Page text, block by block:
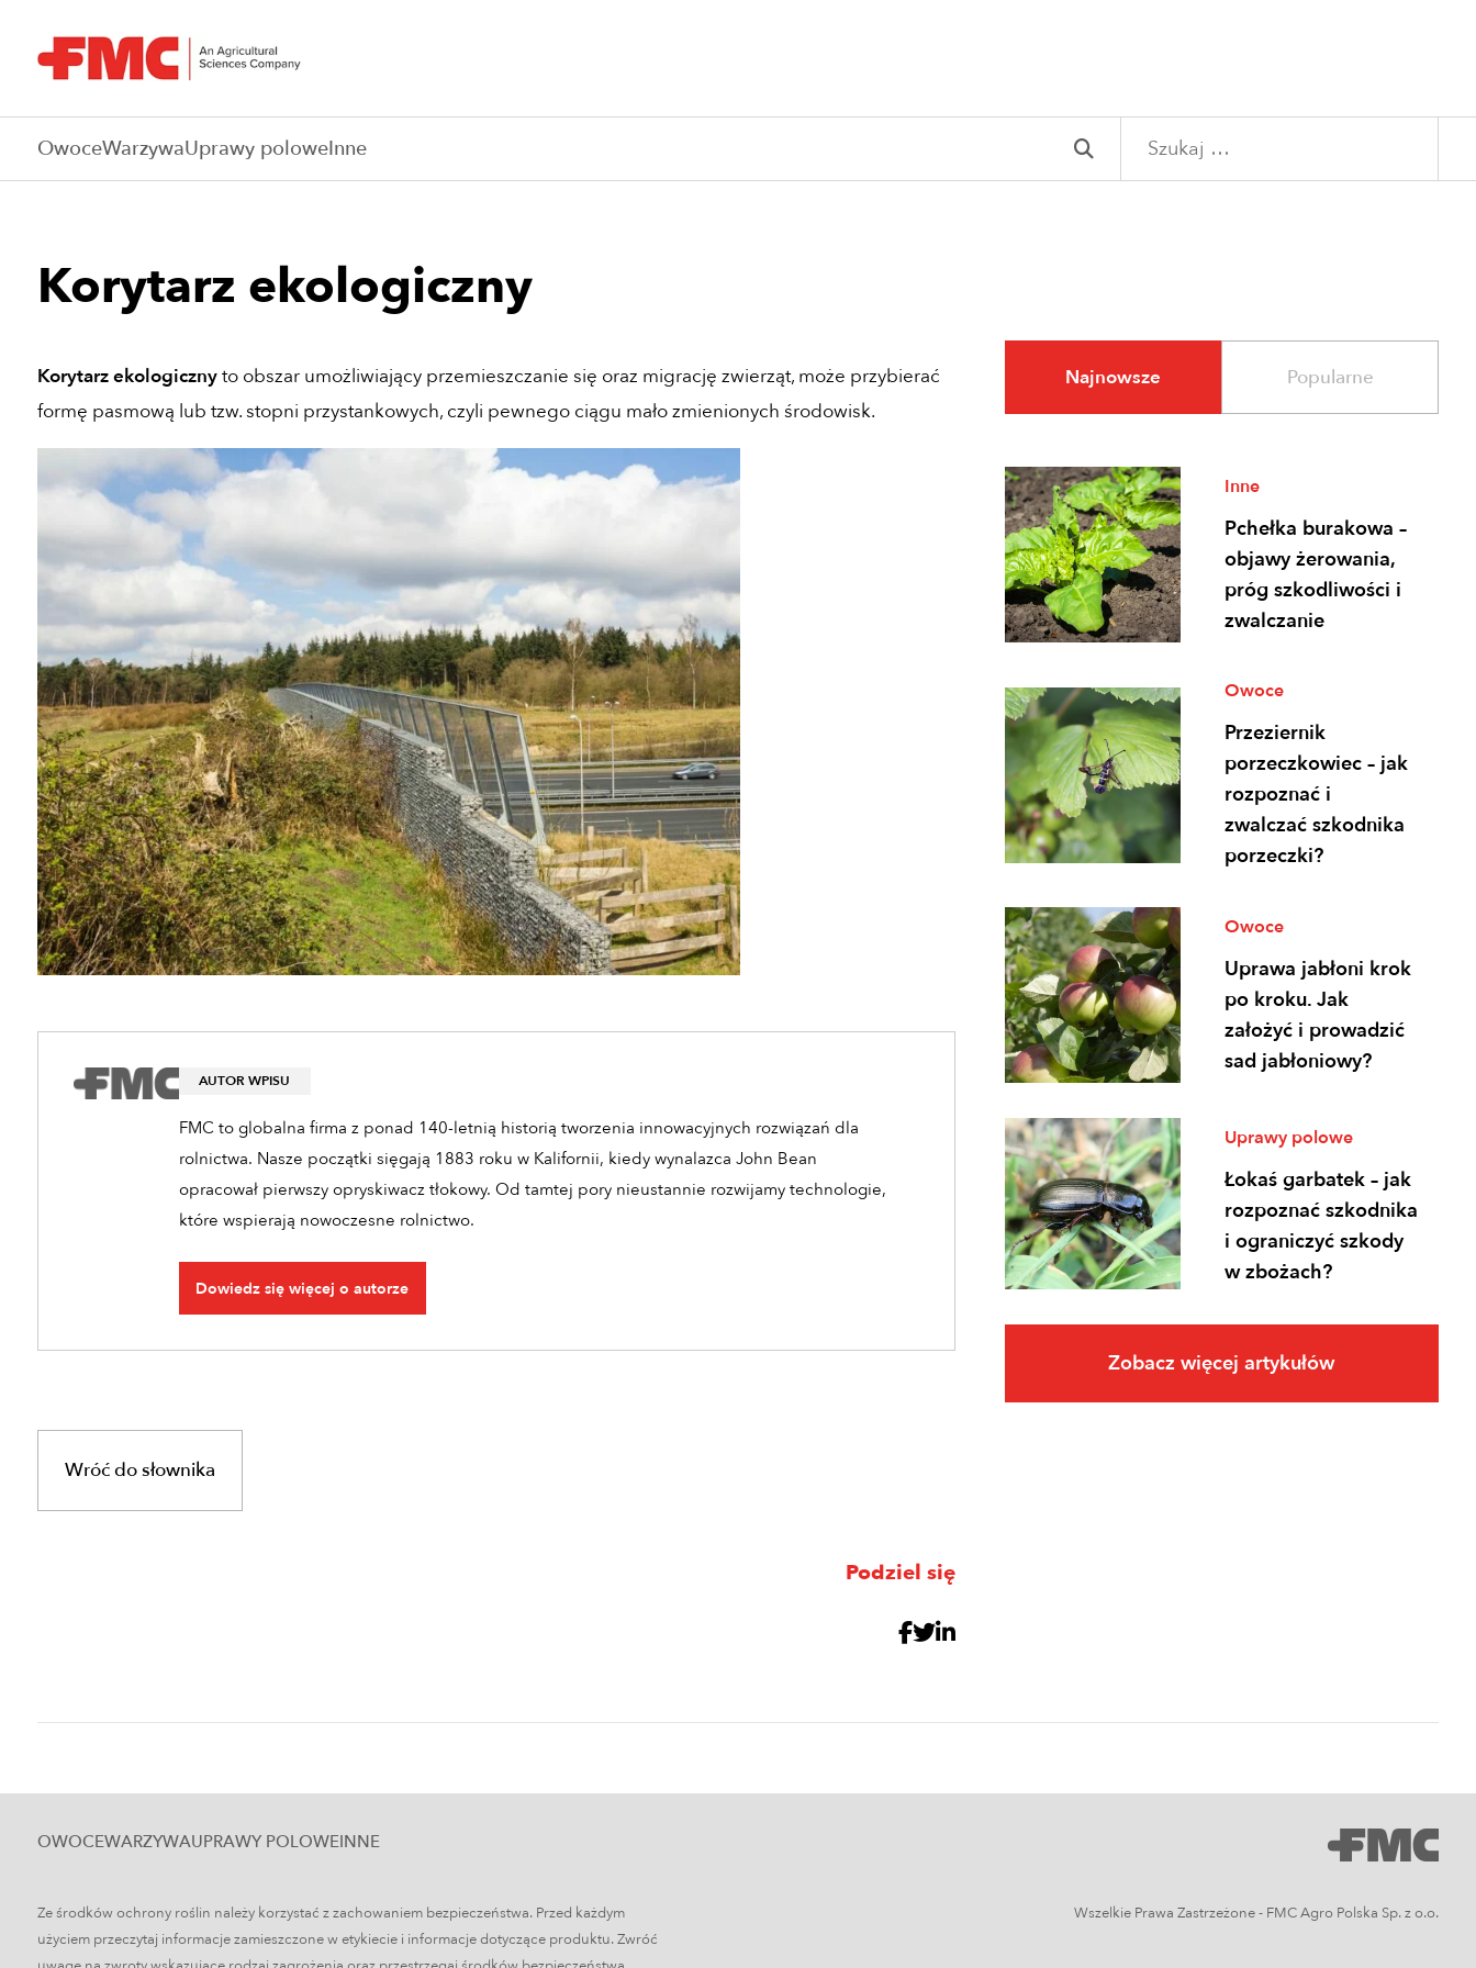
OwoceWarzywaUprawy poloweInne
Korytarz ekologiczny
Korytarz ekologicznyto obszar umożliwiający przemieszczanie się oraz migrację zwierząt, może przybierać
formę pasmową lub tzw. stopni przystankowych, czyli pewnego ciągu mało zmienionych środowisk.
AUTOR WPISU
FMC to globalna firma z ponad 140-letnią historią tworzenia innowacyjnych rozwiązań dla
rolnictwa. Nasze początki sięgają 1883 roku w Kalifornii, kiedy wynalazca John Bean
opracował pierwszy opryskiwacz tłokowy. Od tamtej pory nieustannie rozwijamy technologie,
które wspierają nowoczesne rolnictwo.
Dowiedz się więcej o autorze
Wróć do słownika
Podziel się
Najnowsze Popularne
Inne
Pchełka burakowa –
objawy żerowania,
próg szkodliwości i
zwalczanie
Owoce
Przeziernik
porzeczkowiec – jak
rozpoznać i
zwalczać szkodnika
porzeczki?
Owoce
Uprawa jabłoni krok
po kroku. Jak
założyć i prowadzić
sad jabłoniowy?
Uprawy polowe
Łokaś garbatek – jak
rozpoznać szkodnika
i ograniczyć szkody
w zbożach?
Oprysk na miotłę
Zobacz więcej artykułów
OWOCEWARZYWAUPRAWY POLOWEINNE
Ze środków ochrony roślin należy korzystać z zachowaniem bezpieczeństwa. Przed każdym
użyciem przeczytaj informacje zamieszczone w etykiecie i informacje dotyczące produktu. Zwróć
Wszelkie Prawa Zastrzeżone - FMC Agro Polska Sp. z o.o.